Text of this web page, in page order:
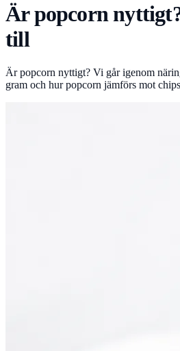
Är popcorn
till
Är popcorn nyttigt? Vi går igenom
gram och hur popcorn jämförs mot